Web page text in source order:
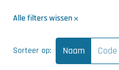
Teeltwisseling
Alle filters wissen
Sorteer op: Naam Code